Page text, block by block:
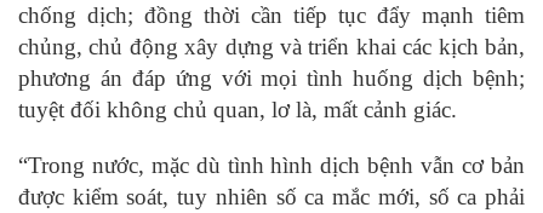
chống dịch; đồng thời cần tiếp tục đẩy mạnh tiêm
chủng, chủ động xây dựng và triển khai các kịch bản,
phương án đáp ứng với mọi tình huống dịch bệnh;
tuyệt đối không chủ quan, lơ là, mất cảnh giác.
“Trong nước, mặc dù tình hình dịch bệnh vẫn cơ bản
được kiểm soát, tuy nhiên số ca mắc mới, số ca phải